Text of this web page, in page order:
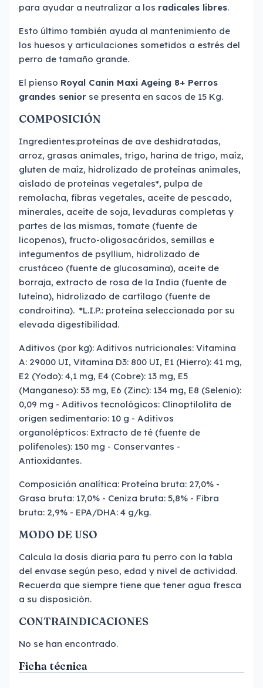
para ayudar a neutralizar a los radicales libres.
Esto último también ayuda al mantenimiento de
los huesos y articulaciones sometidos a estrés del
perro de tamaño grande.
El pienso Royal Canin Maxi Ageing 8+ Perros
grandes senior se presenta en sacos de 15 Kg.
COMPOSICIÓN
Ingredientes:proteínas de ave deshidratadas,
arroz, grasas animales, trigo, harina de trigo, maíz,
gluten de maíz, hidrolizado de proteínas animales,
aislado de proteínas vegetales*, pulpa de
remolacha, fibras vegetales, aceite de pescado,
minerales, aceite de soja, levaduras completas y
partes de las mismas, tomate (fuente de
licopenos), fructo-oligosacáridos, semillas e
integumentos de psyllium, hidrolizado de
crustáceo (fuente de glucosamina), aceite de
borraja, extracto de rosa de la India (fuente de
luteína), hidrolizado de cartílago (fuente de
condroitina). *L.I.P.: proteína seleccionada por su
elevada digestibilidad.
Aditivos (por kg): Aditivos nutricionales: Vitamina
A: 29000 UI, Vitamina D3: 800 UI, E1 (Hierro): 41 mg,
E2 (Yodo): 4,1 mg, E4 (Cobre): 13 mg, E5
(Manganeso): 53 mg, E6 (Zinc): 134 mg, E8 (Selenio):
0,09 mg - Aditivos tecnológicos: Clinoptilolita de
origen sedimentario: 10 g - Aditivos
organolépticos: Extracto de té (fuente de
polifenoles): 150 mg - Conservantes -
Antioxidantes.
Composición analítica: Proteína bruta: 27,0% -
Grasa bruta: 17,0% - Ceniza bruta: 5,8% - Fibra
bruta: 2,9% - EPA/DHA: 4 g/kg.
MODO DE USO
Calcula la dosis diaria para tu perro con la tabla
del envase según peso, edad y nivel de actividad.
Recuerda que siempre tiene que tener agua fresca
a su disposición.
CONTRAINDICACIONES
No se han encontrado.
Ficha técnica